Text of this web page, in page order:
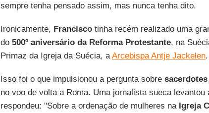
sempre tenha pensado assim, mas nunca tenha dito.
Ironicamente, Franciscotinha recém realizado uma
do 500º aniversário da Reforma Protestante, na
Primaz da Igreja da Suécia, aArcebispa Antje Jackelen.
Isso foi o que impulsionou a pergunta sobre
no voo de volta a Roma. Uma jornalista sueca
respondeu: "Sobre a ordenação de mulheres na Igreja